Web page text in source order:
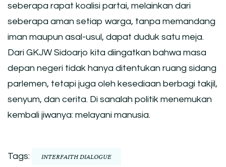
seberapa rapat koalisi partai, melainkan dari
seberapa aman setiap warga, tanpa memandang
iman maupun asal-usul, dapat duduk satu meja.
Dari GKJW Sidoarjo kita diingatkan bahwa masa
depan negeri tidak hanya ditentukan ruang sidang
parlemen, tetapi juga oleh kesediaan berbagi takjil,
senyum, dan cerita. Di sanalah politik menemukan
kembali jiwanya: melayani manusia.
Tags: INTERFAITH DIALOGUE